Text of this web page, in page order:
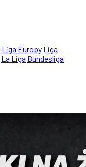
Liga Europy Liga
La Liga Bundesliga